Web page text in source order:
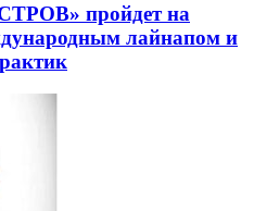
пройдет на
лайнапом и